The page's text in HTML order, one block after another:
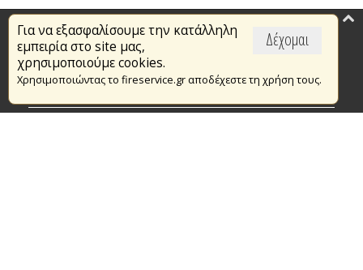
Δέχομαι
Για να εξασφαλίσουμε την κατάλληλη
εμπειρία στο site μας,
χρησιμοποιούμε cookies.
Χρησιμοποιώντας το fireservice.gr αποδέχεστε τη χρήση τους.
Επικαιρότητα
Το Πυροσβεστικό Σώμα